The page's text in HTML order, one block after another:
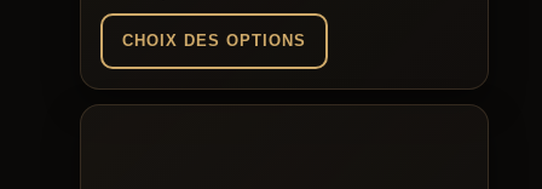
CHOIX DES OPTIONS
produit